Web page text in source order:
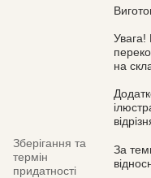
Увага!
на
Зберігання та
термін
придатності
За